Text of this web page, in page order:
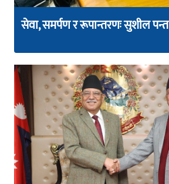
सेवा, समर्पण र रूपान्तरणः सुशील पन्त